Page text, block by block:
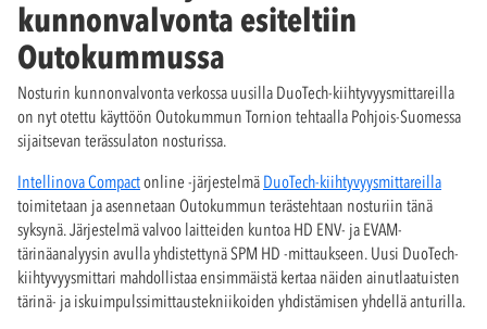
kunnonvalvonta esiteltiin
Outokummussa
Nosturin kunnonvalvonta verkossa uusilla DuoTech-kiihtyvyysmittareilla
on nyt otettu käyttöön Outokummun Tornion tehtaalla Pohjois-Suomessa
sijaitsevan terässulaton nosturissa.
Intellinova Compactonline -järjestelmä DuoTech-kiihtyvyysmittareilla
toimitetaan ja asennetaan Outokummun terästehtaan nosturiin tänä
syksynä. Järjestelmä valvoo laitteiden kuntoa HD ENV- ja EVAM-
tärinäanalyysin avulla yhdistettynä SPM HD -mittaukseen. Uusi DuoTech-
kiihtyvyysmittari mahdollistaa ensimmäistä kertaa näiden ainutlaatuisten
tärinä- ja iskuimpulssimittaustekniikoiden yhdistämisen yhdellä anturilla.